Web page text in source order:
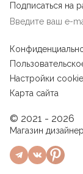
Подписаться на
Настройки
Карта сайта
© 2021 - 2026
Магазин